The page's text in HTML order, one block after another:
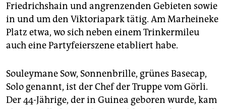
Friedrichshain und angrenzenden Gebieten sowie
in und um den Viktoriapark tätig. Am Marheineke
Platz etwa, wo sich neben einem Trinkermileu
auch eine Partyfeierszene etabliert habe.
Souleymane Sow, Sonnenbrille, grünes Basecap,
Solo genannt, ist der Chef der Truppe vom Görli.
Der 44-Jährige, der in Guinea geboren wurde, kam